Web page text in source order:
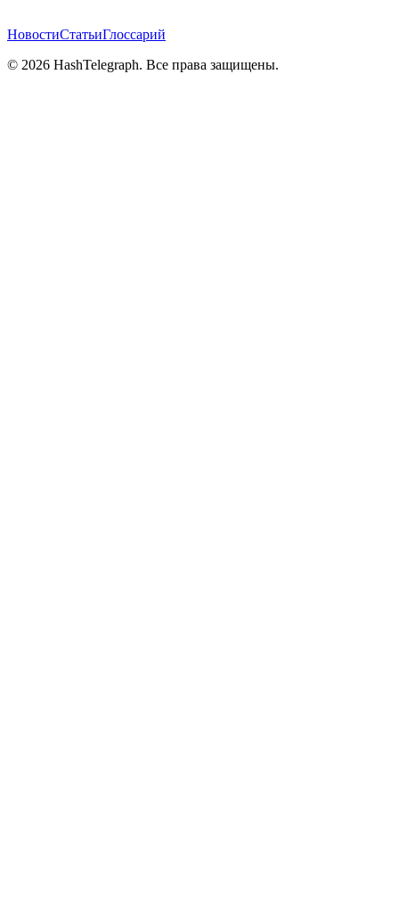
НовостиСтатьиГлоссарий
© 2026 HashTelegraph. Все права защищены.